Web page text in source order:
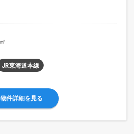
㎡
JR東海道本線
物件詳細を見る